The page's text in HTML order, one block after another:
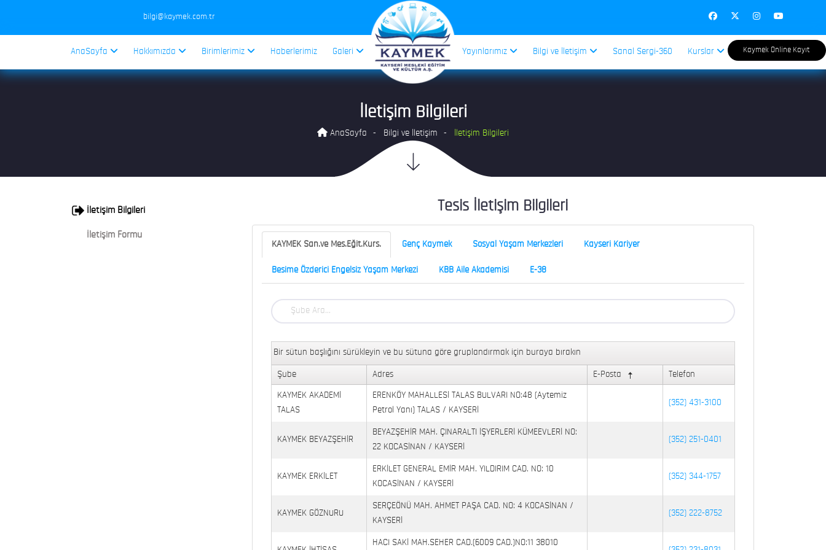
bilgi@kaymek.com.tr
AnaSayfa Hakkımızda Birimlerimiz Haberlerimiz Galeri Yayınlarımız Bilgi ve İletişim Sanal Sergi-360 Kurslar Kaymek Online Kayıt
İletişim Bilgileri
AnaSayfa Bilgi ve İletişim İletişim Bilgileri
İletişim Bilgileri
İletişim Formu
Tesis İletişim Bilgileri
KAYMEK San.ve Mes.Eğit.Kurs. Genç Kaymek Sosyal Yaşam Merkezleri Kayseri Kariyer
Besime Özderici Engelsiz Yaşam Merkezi KBB Aile Akademisi E-38
Bir sütun başlığını sürükleyin ve bu sütuna göre gruplandırmak için buraya bırakın
Şube Adres E-Posta Telefon
KAYMEK AKADEMİ
TALAS
ERENKÖY MAHALLESİ TALAS BULVARI NO:48 (Aytemiz
Petrol Yanı) TALAS / KAYSERİ
(352) 431-3100
KAYMEK BEYAZŞEHİR
BEYAZŞEHİR MAH. ÇINARALTI İŞYERLERİ KÜMEEVLERİ NO:
22 KOCASİNAN / KAYSERİ
(352) 251-0401
KAYMEK ERKİLET
ERKİLET GENERAL EMİR MAH. YILDIRIM CAD. NO: 10
KOCASİNAN / KAYSERİ
(352) 344-1757
KAYMEK GÖZNURU
SERÇEÖNÜ MAH. AHMET PAŞA CAD. NO: 4 KOCASİNAN /
KAYSERİ
(352) 222-8752
HACI SAKİ MAH.SEHER CAD.(6009 CAD.)NO:11 38010